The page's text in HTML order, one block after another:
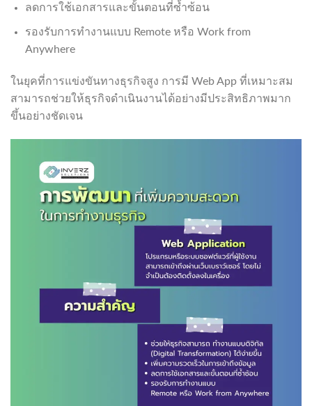
ลดการใช้เอกสารและขั้นตอนที่ซ้ำซ้อน
รองรับการทำงานแบบ Remote หรือ Work from
Anywhere
ในยุคที่การแข่งขันทางธุรกิจสูง การมี Web App ที่เหมาะสม
สามารถช่วยให้ธุรกิจดำเนินงานได้อย่างมีประสิทธิภาพมาก
ขึ้นอย่างชัดเจน